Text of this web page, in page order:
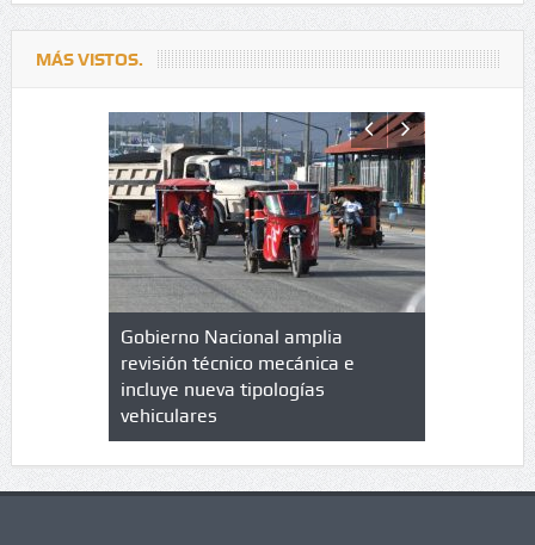
MÁS VISTOS.
de
en
Gobierno Nacional amplia
revisión técnico mecánica e
incluye nueva tipologías
vehiculares